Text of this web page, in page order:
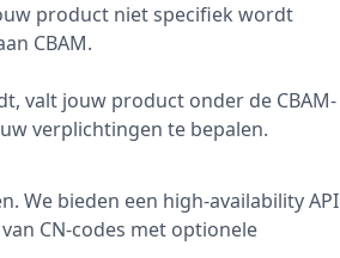
product niet specifiek wordt
CBAM.
valt jouw product onder de CBAM-
verplichtingen te bepalen.
We bieden een high-availability API
CN-codes met optionele